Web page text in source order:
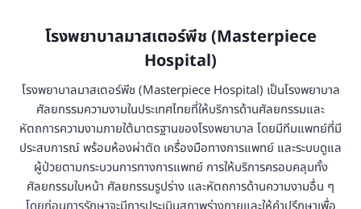
โรงพยาบาลมาสเตอร์พีช (Masterpiece
Hospital)
โรงพยาบาลมาสเตอร์พีช (Masterpiece Hospital) เป็นโรงพยาบาล
ศัลยกรรมความงามในประเทศไทยที่ให้บริการด้านศัลยกรรมและ
หัตถการความงามภายใต้มาตรฐานของโรงพยาบาล โดยมีทีมแพทย์ที่มี
ประสบการณ์ พร้อมห้องผ่าตัด เครื่องมือทางการแพทย์ และระบบดูแล
ผู้ป่วยตามกระบวนการทางการแพทย์ การให้บริการครอบคลุมทั้ง
ศัลยกรรมใบหน้า ศัลยกรรมรูปร่าง และหัตถการด้านความงามอื่น ๆ